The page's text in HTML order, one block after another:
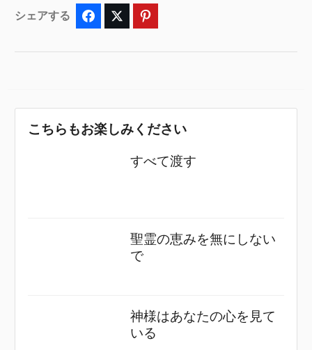
シェアする Facebook Twitter
こちらもお楽しみください
すべて渡す
聖霊の恵みを無にしない
で
神様はあなたの心を見て
いる